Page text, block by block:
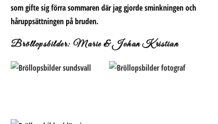
som gifte sig förra sommaren där jag gjorde sminkningen och
håruppsättningen på bruden.
Bröllopsbilder: Marie & Johan Kristian